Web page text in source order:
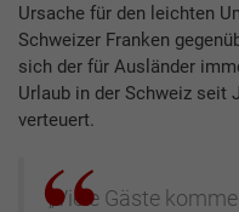
Ursache für den leichten
Schweizer Franken
sich der für Ausländer
Urlaub in der Schweiz seit
verteuert.
„Viele Gäste